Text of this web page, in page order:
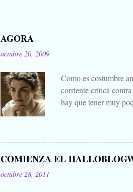
lo han buscado.
AGORA
octubre 20, 2009
Como es costumbre
corriente crítica
hay que tener muy
decir cuando sales
que para eso está
COMIENZA EL
octubre 28, 2011